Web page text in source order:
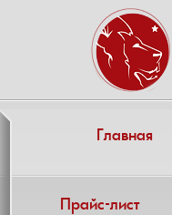
Главная
Прайс-лист